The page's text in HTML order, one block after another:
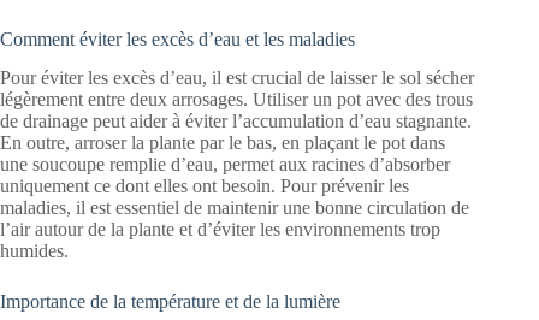
Comment éviter les excès d’eau et les maladies
Pour éviter les excès d’eau, il est crucial de laisser le sol sécher
légèrement entre deux arrosages. Utiliser un pot avec des trous
de drainage peut aider à éviter l’accumulation d’eau stagnante.
En outre, arroser la plante par le bas, en plaçant le pot dans
une soucoupe remplie d’eau, permet aux racines d’absorber
uniquement ce dont elles ont besoin. Pour prévenir les
maladies, il est essentiel de maintenir une bonne circulation de
l’air autour de la plante et d’éviter les environnements trop
humides.
Importance de la température et de la lumière